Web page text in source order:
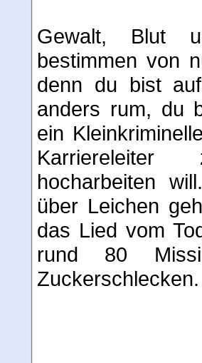
Gewalt, Blut
bestimmen von
denn du bist
anders rum, du
ein
Karriereleiter
hocharbeiten
über Leichen
das Lied vom
rund 80
Zuckerschlecken.